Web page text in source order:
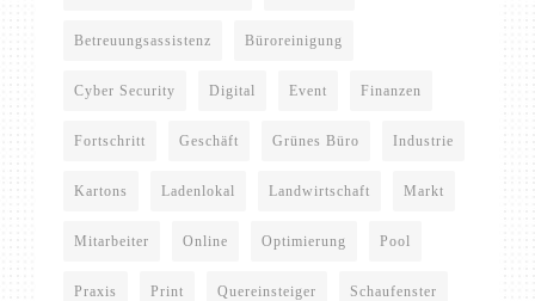
Betreuungsassistenz Büroreinigung
Cyber Security Digital Event Finanzen
Fortschritt Geschäft Grünes Büro Industrie
Kartons Ladenlokal Landwirtschaft Markt
Mitarbeiter Online Optimierung Pool
Praxis Print Quereinsteiger Schaufenster